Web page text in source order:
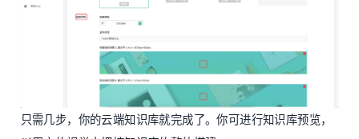
只需几步，你的云端知识库就完成了。你可进行知识库预览，